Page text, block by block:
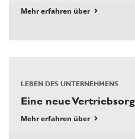
Mehr erfahren über
LEBEN DES UNTERNEHMENS
Eine neue
Mehr erfahren über